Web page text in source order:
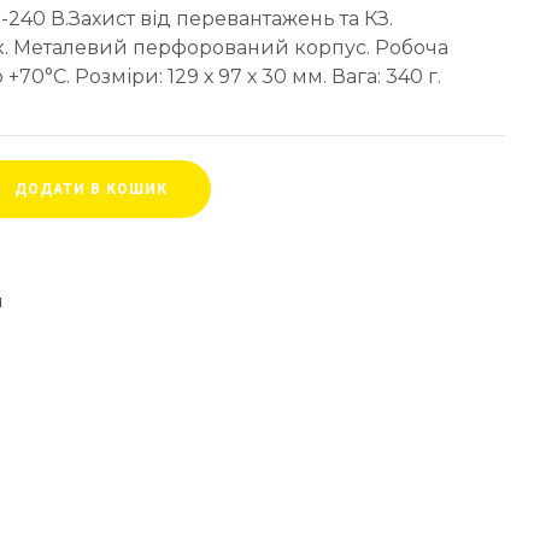
240 В.Захист від перевантажень та КЗ.
Металевий перфорований корпус. Робоча
Розміри: 129 х 97 х 30 мм. Вага: 340 г.
ДОДАТИ В КОШИК